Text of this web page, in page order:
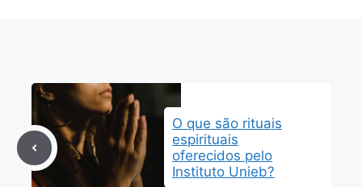
O que são rituais
espirituais
oferecidos pelo
Instituto Unieb?